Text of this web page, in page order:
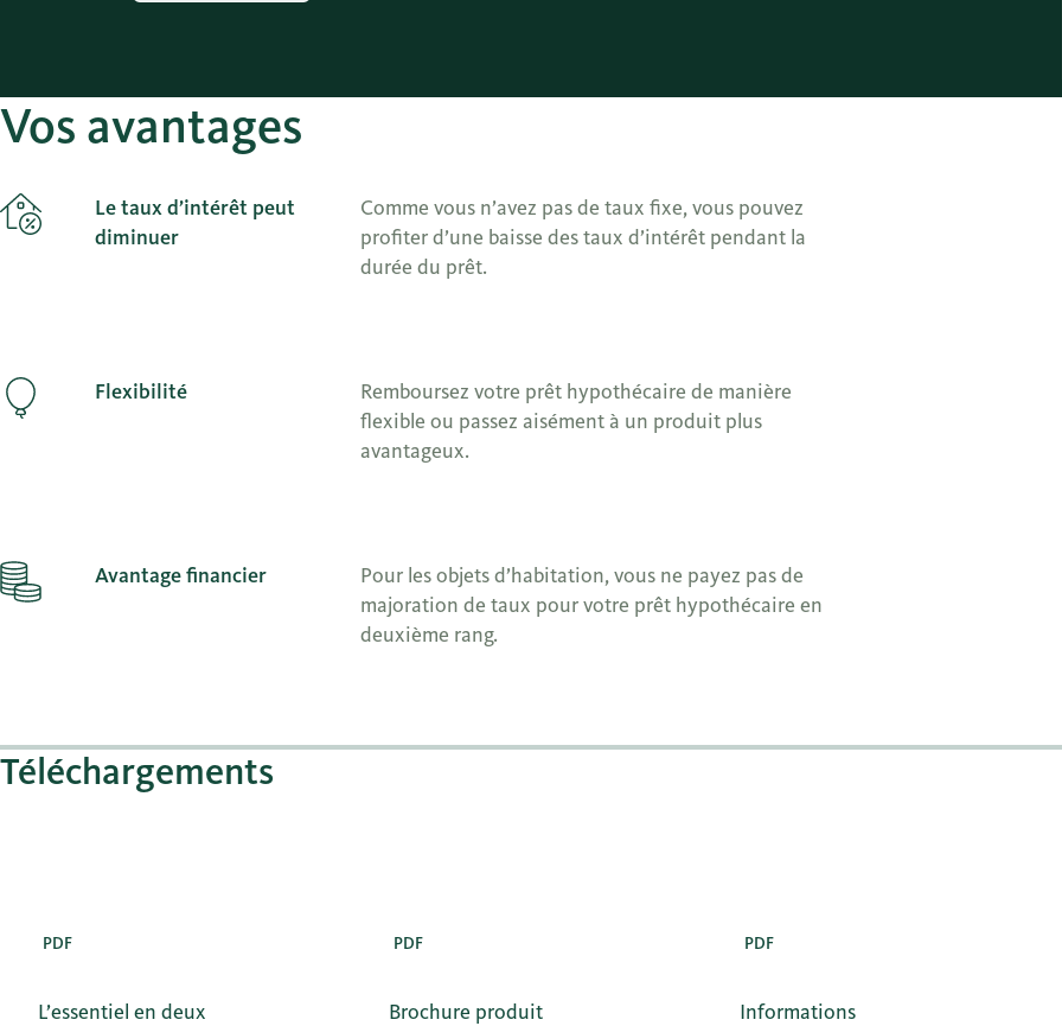
Vos avantages
Le taux d’intérêt peut
diminuer
Comme vous n’avez pas de taux fixe, vous pouvez
profiter d’une baisse des taux d’intérêt pendant la
durée du prêt.
Flexibilité
Remboursez votre prêt hypothécaire de manière
flexible ou passez aisément à un produit plus
avantageux.
Avantage financier
Pour les objets d’habitation, vous ne payez pas de
majoration de taux pour votre prêt hypothécaire en
deuxième rang.
Téléchargements
PDF
L’essentiel en deux
PDF
Brochure produit
PDF
Informations